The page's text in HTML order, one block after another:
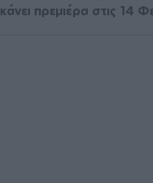
κάνει πρεμιέρα στις 14